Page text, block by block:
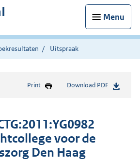
Menu
Uitspraak
Print Download PDF
voor de
Den Haag